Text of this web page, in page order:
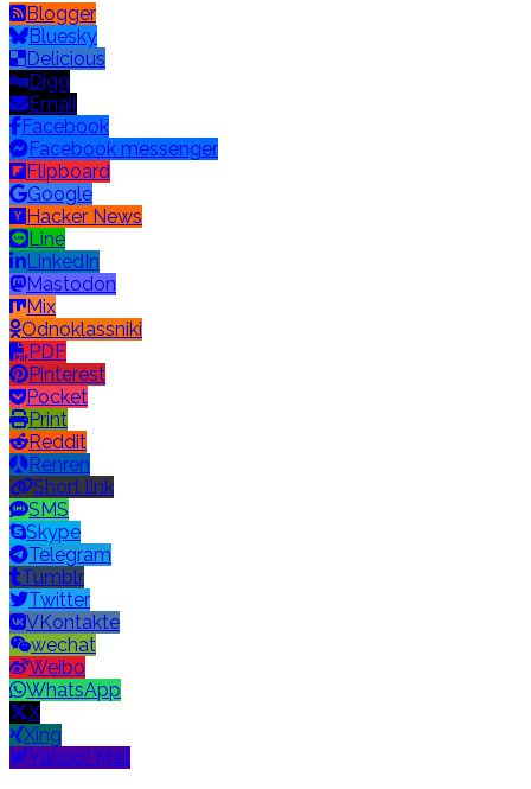
Blogger
Bluesky
Delicious
Digg
Email
Facebook
Facebook messenger
Flipboard
Google
Hacker News
Line
LinkedIn
Mastodon
Mix
Odnoklassniki
PDF
Pinterest
Pocket
Print
Reddit
Renren
Short link
SMS
Skype
Telegram
Tumblr
Twitter
VKontakte
wechat
Weibo
WhatsApp
X
Xing
Yahoo! Mail